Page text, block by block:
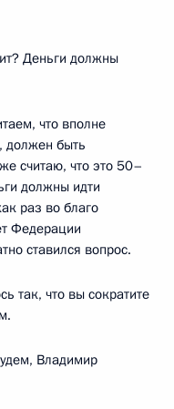
Деньги должны
что вполне
должен быть
считаю, что это 50–
должны идти
раз во благо
Федерации
ставился вопрос.
так, что вы сократите
Владимир